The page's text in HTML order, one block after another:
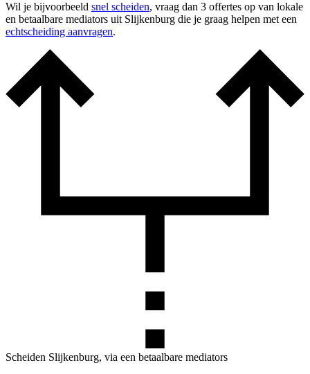
Wil je bijvoorbeeld snel scheiden, vraag dan 3 offertes op van lokale
en betaalbare mediators uit Slijkenburg die je graag helpen met een
echtscheiding aanvragen.
Scheiden Slijkenburg, via een betaalbare mediators